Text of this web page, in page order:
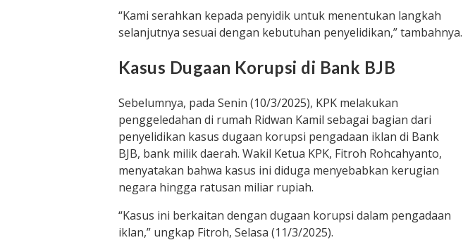
“Kami serahkan kepada penyidik untuk menentukan langkah
selanjutnya sesuai dengan kebutuhan penyelidikan,” tambahnya.
Kasus Dugaan Korupsi di Bank BJB
Sebelumnya, pada Senin (10/3/2025), KPK melakukan
penggeledahan di rumah Ridwan Kamil sebagai bagian dari
penyelidikan kasus dugaan korupsi pengadaan iklan di Bank
BJB, bank milik daerah. Wakil Ketua KPK, Fitroh Rohcahyanto,
menyatakan bahwa kasus ini diduga menyebabkan kerugian
negara hingga ratusan miliar rupiah.
“Kasus ini berkaitan dengan dugaan korupsi dalam pengadaan
iklan,” ungkap Fitroh, Selasa (11/3/2025).